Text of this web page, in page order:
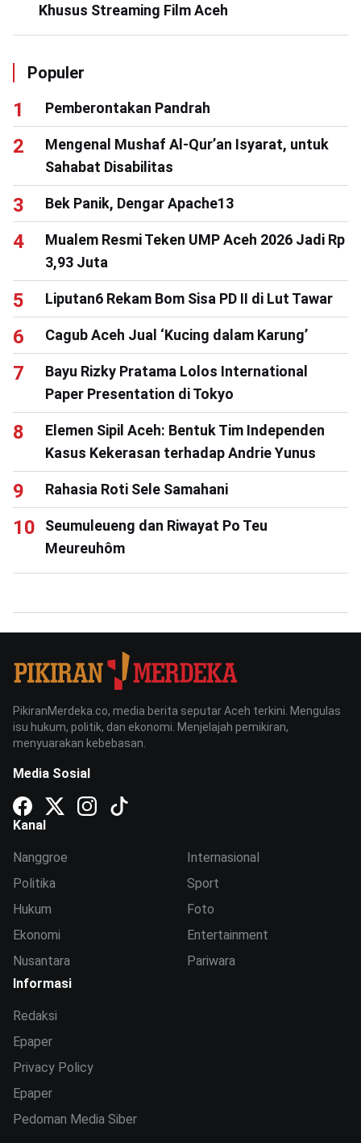
Khusus Streaming Film Aceh
Populer
Pemberontakan Pandrah
Mengenal Mushaf Al-Qur’an Isyarat, untuk
Sahabat Disabilitas
Bek Panik, Dengar Apache13
Mualem Resmi Teken UMP Aceh 2026 Jadi Rp
3,93 Juta
Liputan6 Rekam Bom Sisa PD II di Lut Tawar
Cagub Aceh Jual ‘Kucing dalam Karung’
Bayu Rizky Pratama Lolos International
Paper Presentation di Tokyo
Elemen Sipil Aceh: Bentuk Tim Independen
Kasus Kekerasan terhadap Andrie Yunus
Rahasia Roti Sele Samahani
Seumuleueng dan Riwayat Po Teu
Meureuhôm
PikiranMerdeka.co, media berita seputar Aceh terkini. Mengulas
isu hukum, politik, dan ekonomi. Menjelajah pemikiran,
menyuarakan kebebasan.
Media Sosial
Kanal
Nanggroe
Politika
Hukum
Ekonomi
Nusantara
Internasional
Sport
Foto
Entertainment
Pariwara
Informasi
Redaksi
Epaper
Privacy Policy
Epaper
Pedoman Media Siber